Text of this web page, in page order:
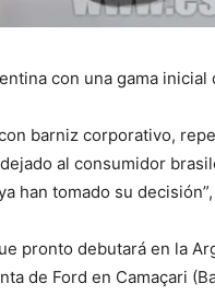
con una gama
barniz corporativo,
al consumidor
han tomado su
pronto debutará en la
de Ford en Camaçari